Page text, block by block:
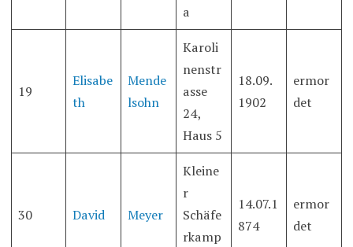
a
19
Elisabe
th
Mende
lsohn
Karoli
nenstr
asse
24,
Haus 5
18.09.
1902
ermor
det
30 David Meyer
Kleine
r
Schäfe
rkamp
14.07.1
874
ermor
det